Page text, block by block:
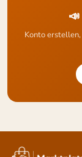
Konto